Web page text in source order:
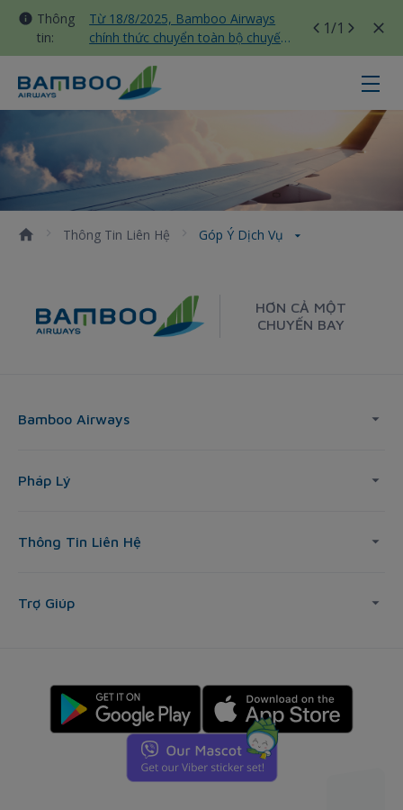
Thông
tin:
Từ 18/8/2025, Bamboo Airways
chính thức chuyển toàn bộ chuyến
bay nội địa sang nhà ga T3 Tân
Sơn Nhất
1/1
Góp ý dịch vụ - Bamboo Airways
Thông Tin Liên Hệ Góp Ý Dịch Vụ
HƠN CẢ MỘT
CHUYẾN BAY
Bamboo Airways
Pháp Lý
Thông Tin Liên Hệ
Trợ Giúp